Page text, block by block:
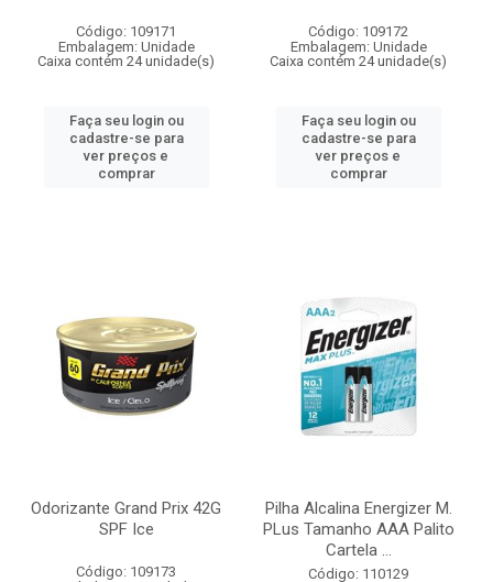
Código: 109171
Embalagem: Unidade
Caixa contém 24 unidade(s)
Faça seu login ou
cadastre-se para
ver preços e
comprar
Código: 109172
Embalagem: Unidade
Caixa contém 24 unidade(s)
Faça seu login ou
cadastre-se para
ver preços e
comprar
Odorizante Grand Prix 42G
SPF Ice
Código: 109173
Pilha Alcalina Energizer M.
PLus Tamanho AAA Palito
Cartela ...
Código: 110129